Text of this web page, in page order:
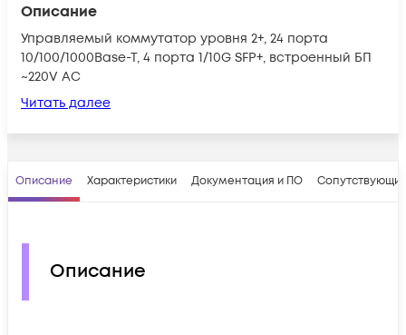
Описание
Управляемый коммутатор уровня 2+, 24 порта
10/100/1000Base-T, 4 порта 1/10G SFP+, встроенный БП
~220V AC
Читать далее
Описание Характеристики Документация и ПО
Описание